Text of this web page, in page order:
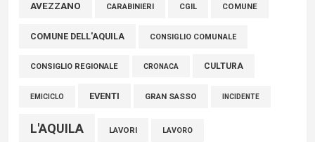
Marcinelle, Verrecchia (FdI): "Un minuto di raccoglimento in
connazionali tra cui molti abruzzesi"
06 Agosto 2026
AVEZZANO CARABINIERI CGIL COMUNE
COMUNE DELL'AQUILA CONSIGLIO COMUNALE
CONSIGLIO REGIONALE CRONACA CULTURA
EMICICLO EVENTI GRAN SASSO INCIDENTE
L'AQUILA LAVORI LAVORO